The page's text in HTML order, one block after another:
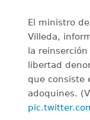
El ministro
Villeda,
la
libertad
que consiste
adoquines.